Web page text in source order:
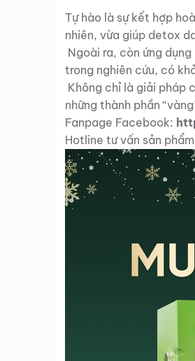
Tự hào là sự kết hợp
nhiên, vừa giúp detox
Ngoài ra, còn ứng
trong nghiên cứu, có
Không chỉ là giải pháp
những thành phần
Fanpage Facebook:
Hotline tư vấn sản